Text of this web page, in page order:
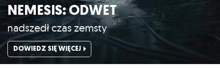
NEMESIS: ODWET
nadszedł czas zemsty
DOWIEDZ SIĘ WIĘCEJ